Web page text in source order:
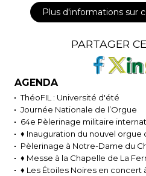
Plus d'informations sur
PARTAGER
AGENDA
ThéoFIL : Université d'été
Journée Nationale de l’Orgue
64e Pèlerinage militaire
♦ Inauguration du nouvel orgue
Pèlerinage à Notre-Dame du
♦ Messe à la Chapelle de La
♦ Les Étoiles Noires en concert